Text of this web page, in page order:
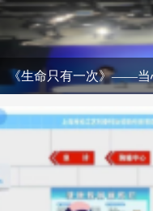
《生命只有一次》——当